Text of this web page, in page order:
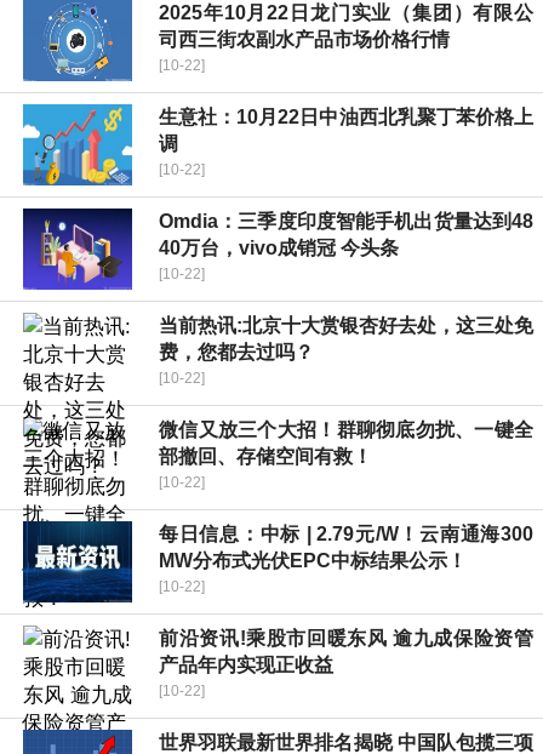
2025年10月22日龙门实业（集团）有限公
司西三街农副水产品市场价格行情
[10-22]
生意社：10月22日中油西北乳聚丁苯价格上
调
[10-22]
Omdia：三季度印度智能手机出货量达到48
40万台，vivo成销冠 今头条
[10-22]
当前热讯:北京十大赏银杏好去处，这三处免
费，您都去过吗？
[10-22]
微信又放三个大招！群聊彻底勿扰、一键全
部撤回、存储空间有救！
[10-22]
每日信息：中标 | 2.79元/W！云南通海300
MW分布式光伏EPC中标结果公示！
[10-22]
前沿资讯!乘股市回暖东风 逾九成保险资管
产品年内实现正收益
[10-22]
世界羽联最新世界排名揭晓 中国队包揽三项